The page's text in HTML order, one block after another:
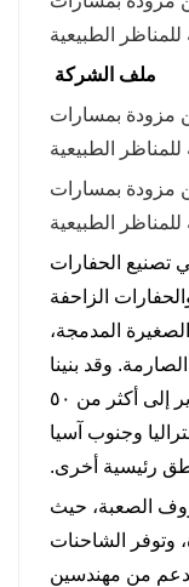
ملف الشركة
في تصنيع الحفارات
(٥-١٢ طنًا)، والحفارات الزاحفة
الصغيرة المدمجة،
وقد بنينا
سمعة عالمية مرموقة من خلال التصدير إلى أكثر من ٥٠
وجنوب آسيا
رئيسية أخرى.
الصعبة، حيث
وتوفر الشاحنات
بدعم من مهندسين